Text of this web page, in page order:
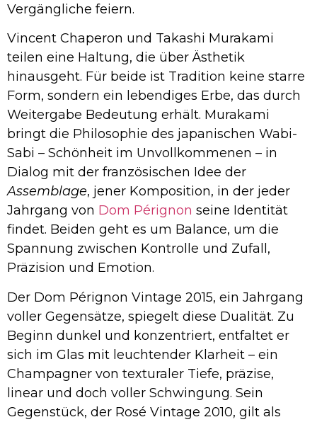
Vergängliche feiern.
Vincent Chaperon und Takashi Murakami
teilen eine Haltung, die über Ästhetik
hinausgeht. Für beide ist Tradition keine starre
Form, sondern ein lebendiges Erbe, das durch
Weitergabe Bedeutung erhält. Murakami
bringt die Philosophie des japanischen Wabi-
Sabi – Schönheit im Unvollkommenen – in
Dialog mit der französischen Idee der
Assemblage, jener Komposition, in der jeder
Jahrgang von Dom Pérignon seine Identität
findet. Beiden geht es um Balance, um die
Spannung zwischen Kontrolle und Zufall,
Präzision und Emotion.
Der Dom Pérignon Vintage 2015, ein Jahrgang
voller Gegensätze, spiegelt diese Dualität. Zu
Beginn dunkel und konzentriert, entfaltet er
sich im Glas mit leuchtender Klarheit – ein
Champagner von texturaler Tiefe, präzise,
linear und doch voller Schwingung. Sein
Gegenstück, der Rosé Vintage 2010, gilt als